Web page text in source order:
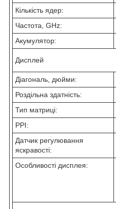
Кількість ядер:
Частота, GHz:
Акумулятор:
Дисплей
Діагональ, дюйми:
Роздільна здатність:
Тип матриці:
PPI:
Датчик регулювання
яскравості:
Особливості дисплея: